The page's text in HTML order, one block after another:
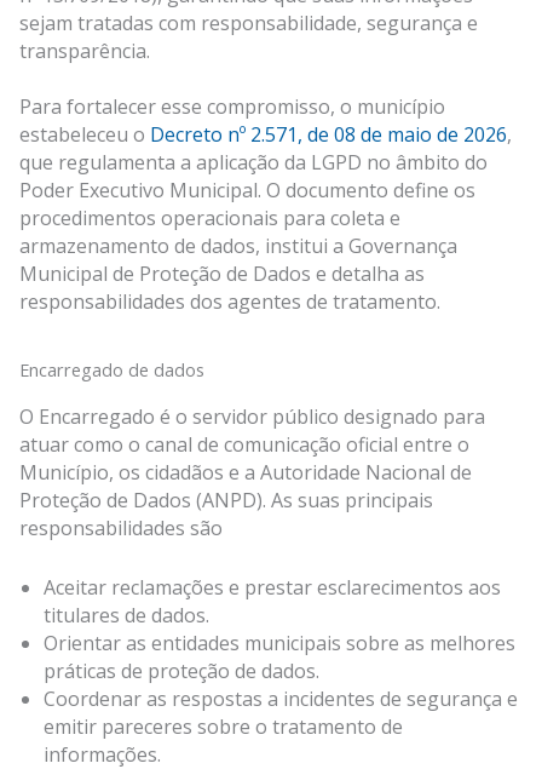
sejam tratadas com responsabilidade, segurança e
transparência.
Para fortalecer esse compromisso, o município
estabeleceu o Decreto nº 2.571, de 08 de maio de 2026,
que regulamenta a aplicação da LGPD no âmbito do
Poder Executivo Municipal. O documento define os
procedimentos operacionais para coleta e
armazenamento de dados, institui a Governança
Municipal de Proteção de Dados e detalha as
responsabilidades dos agentes de tratamento.
Encarregado de dados
O Encarregado é o servidor público designado para
atuar como o canal de comunicação oficial entre o
Município, os cidadãos e a Autoridade Nacional de
Proteção de Dados (ANPD). As suas principais
responsabilidades são
Aceitar reclamações e prestar esclarecimentos aos
titulares de dados.
Orientar as entidades municipais sobre as melhores
práticas de proteção de dados.
Coordenar as respostas a incidentes de segurança e
emitir pareceres sobre o tratamento de
informações.